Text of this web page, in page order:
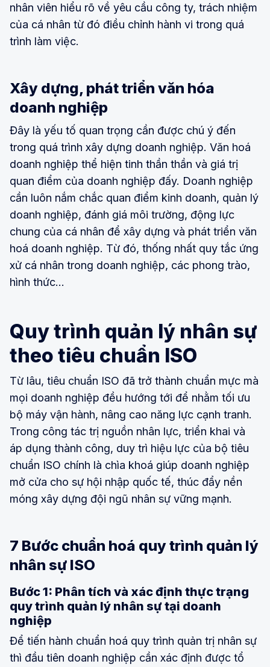
nhân viên hiểu rõ về yêu cầu công ty, trách nhiệm
của cá nhân từ đó điều chỉnh hành vi trong quá
trình làm việc.
Xây dựng, phát triển văn hóa
doanh nghiệp
Đây là yếu tố quan trọng cần được chú ý đến
trong quá trình xây dựng doanh nghiệp. Văn hoá
doanh nghiệp thể hiện tinh thần thần và giá trị
quan điểm của doanh nghiệp đấy. Doanh nghiệp
cần luôn nắm chắc quan điểm kinh doanh, quản lý
doanh nghiệp, đánh giá môi trường, động lực
chung của cá nhân để xây dựng và phát triển văn
hoá doanh nghiệp. Từ đó, thống nhất quy tắc ứng
xử cá nhân trong doanh nghiệp, các phong trào,
hình thức…
Quy trình quản lý nhân sự
theo tiêu chuẩn ISO
Từ lâu, tiêu chuẩn ISO đã trở thành chuẩn mực mà
mọi doanh nghiệp đều hướng tới để nhằm tối ưu
bộ máy vận hành, nâng cao năng lực cạnh tranh.
Trong công tác trị nguồn nhân lực, triển khai và
áp dụng thành công, duy trì hiệu lực của bộ tiêu
chuẩn ISO chính là chìa khoá giúp doanh nghiệp
mở cửa cho sự hội nhập quốc tế, thúc đẩy nền
móng xây dựng đội ngũ nhân sự vững mạnh.
7 Bước chuẩn hoá quy trình quản lý
nhân sự ISO
Bước 1: Phân tích và xác định thực trạng
quy trình quản lý nhân sự tại doanh
nghiệp
Để tiến hành chuẩn hoá quy trình quản trị nhân sự
thì đầu tiên doanh nghiệp cần xác định được tổ